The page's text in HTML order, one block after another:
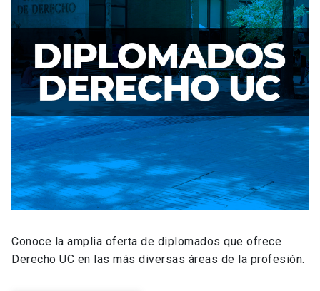
Conoce la amplia oferta de diplomados que ofrece
Derecho UC en las más diversas áreas de la profesión.